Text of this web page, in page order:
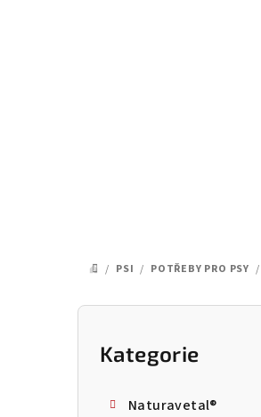
DOMŮ
/ PSI / POTŘEBY PRO PSY /
P
Přeskočit
kategorie
Kategorie
Naturavetal®